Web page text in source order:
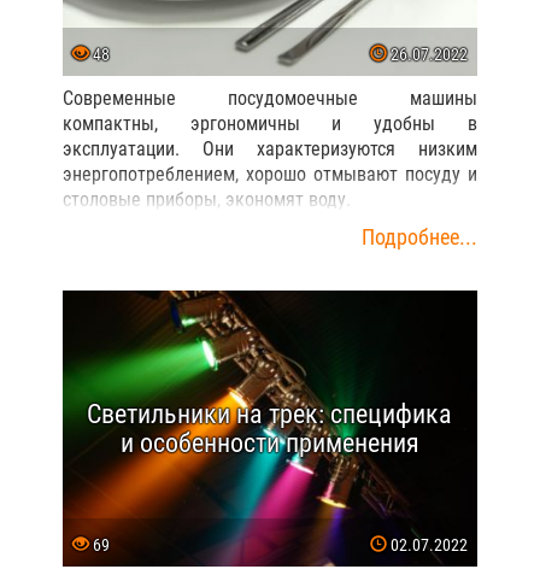
48 26.07.2022
Современные посудомоечные машины
компактны, эргономичны и удобны в
эксплуатации. Они характеризуются низким
энергопотреблением, хорошо отмывают посуду и
столовые приборы, экономят воду.
Подробнее...
Светильники на трек: специфика
и особенности применения
69 02.07.2022